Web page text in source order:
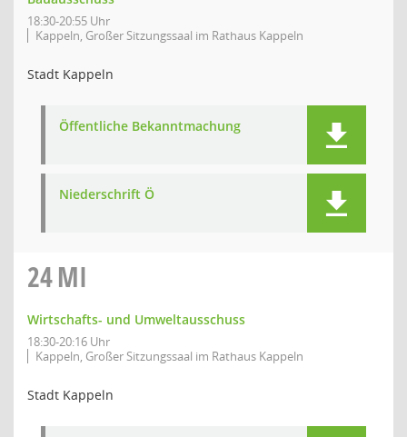
18:30-20:55 Uhr
Kappeln, Großer Sitzungssaal im Rathaus Kappeln
Stadt Kappeln
Öffentliche Bekanntmachung
Niederschrift Ö
24MI
Wirtschafts- und Umweltausschuss
18:30-20:16 Uhr
Kappeln, Großer Sitzungssaal im Rathaus Kappeln
Stadt Kappeln